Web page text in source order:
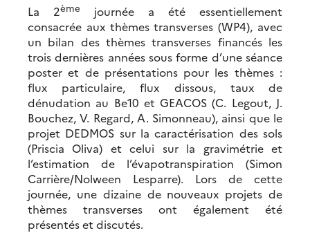
La 2ème
journée a été essentiellement
consacrée aux thèmes transverses (WP4), avec
un bilan des thèmes transverses financés les
trois dernières années sous forme d’une séance
poster et de présentations pour les thèmes :
flux particulaire, flux dissous, taux de
dénudation au Be10 et GEACOS (C. Legout, J.
Bouchez, V. Regard, A. Simonneau), ainsi que le
projet DEDMOS sur la caractérisation des sols
(Priscia Oliva) et celui sur la gravimétrie et
l’estimation de l’évapotranspiration (Simon
Carrière/Nolween Lesparre). Lors de cette
journée, une dizaine de nouveaux projets de
thèmes transverses ont également été
présentés et discutés.